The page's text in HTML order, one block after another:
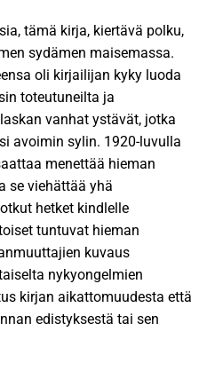
tämä kirja, kiertävä polku,
sydämen maisemassa.
oli kirjailijan kyky luoda
toteutuneilta ja
vanhat ystävät, jotka
avoimin sylin. 1920-luvulla
menettää hieman
se viehättää yhä
hetket kindlelle
tuntuvat hieman
kuvaus
nykyongelmien
kirjan aikattomuudesta että
edistyksestä tai sen